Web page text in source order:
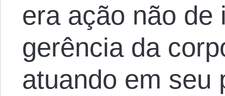
era ação não de
gerência da
atuando em seu